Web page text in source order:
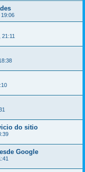
do sitio
Google